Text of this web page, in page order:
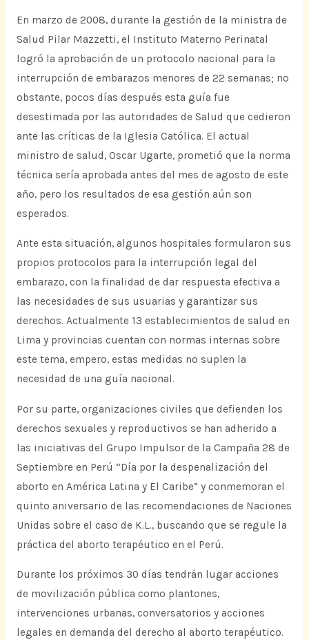
En marzo de 2008, durante la gestión de la ministra de
Salud Pilar Mazzetti, el Instituto Materno Perinatal
logró la aprobación de un protocolo nacional para la
interrupción de embarazos menores de 22 semanas; no
obstante, pocos días después esta guía fue
desestimada por las autoridades de Salud que cedieron
ante las críticas de la Iglesia Católica. El actual
ministro de salud, Oscar Ugarte, prometió que la norma
técnica sería aprobada antes del mes de agosto de este
año, pero los resultados de esa gestión aún son
esperados.
Ante esta situación, algunos hospitales formularon sus
propios protocolos para la interrupción legal del
embarazo, con la finalidad de dar respuesta efectiva a
las necesidades de sus usuarias y garantizar sus
derechos. Actualmente 13 establecimientos de salud en
Lima y provincias cuentan con normas internas sobre
este tema, empero, estas medidas no suplen la
necesidad de una guía nacional.
Por su parte, organizaciones civiles que defienden los
derechos sexuales y reproductivos se han adherido a
las iniciativas del Grupo Impulsor de la Campaña 28 de
Septiembre en Perú “Día por la despenalización del
aborto en América Latina y El Caribe” y conmemoran el
quinto aniversario de las recomendaciones de Naciones
Unidas sobre el caso de K.L., buscando que se regule la
práctica del aborto terapéutico en el Perú.
Durante los próximos 30 días tendrán lugar acciones
de movilización pública como plantones,
intervenciones urbanas, conversatorios y acciones
legales en demanda del derecho al aborto terapéutico.